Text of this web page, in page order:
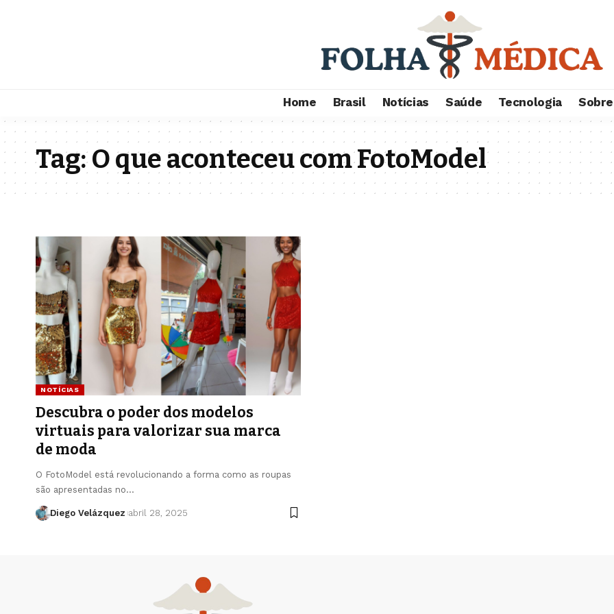
Home Brasil Notícias Saúde Tecnologia
Tag:O que aconteceu com FotoModel
NOTÍCIAS
Descubra o poder dos modelos
virtuais para valorizar sua marca
de moda
O FotoModel está revolucionando a forma como as roupas
são apresentadas no…
Diego Velázquez abril 28, 2025